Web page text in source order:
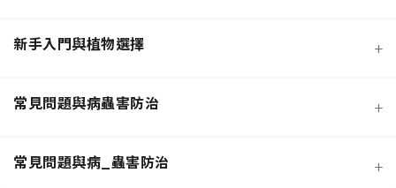
寵物安全與有毒植物清單
功能性植物推薦 (淨化空氣)
施肥策略：植物的營養補充
新手入門與植物選擇 +
常見問題與病蟲害防治 +
常見問題與病_蟲害防治 +